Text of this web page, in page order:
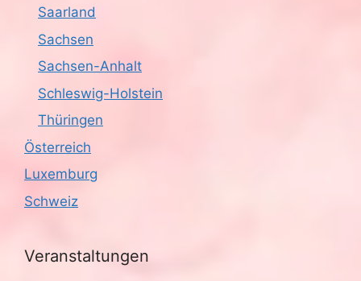
Saarland
Sachsen
Sachsen-Anhalt
Schleswig-Holstein
Thüringen
Österreich
Luxemburg
Schweiz
Veranstaltungen